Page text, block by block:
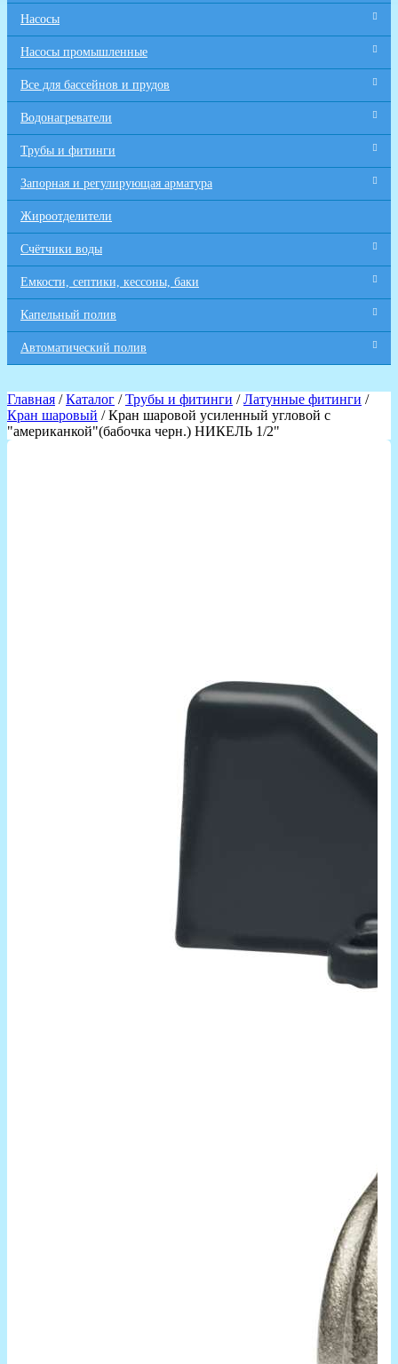
Насосы
Насосы промышленные
Все для бaссейнов и прудов
Водонагреватели
Трубы и фитинги
Запорная и регулирующая арматура
Жироотделители
Счётчики воды
Емкости, септики, кессоны, баки
Капельный полив
Автоматический полив
Главная /Каталог /Трубы и фитинги /Латунные фитинги /
Кран шаровый / Кран шаровой усиленный угловой с
"американкой"(бабочка черн.) НИКЕЛЬ 1/2"